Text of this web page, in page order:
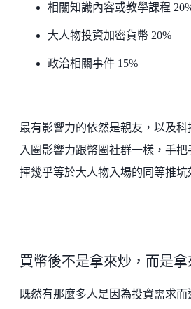
相關知識內容或教學課程
大人物投資加密貨幣 20%
政治相關事件 15%
最有影響力的依然是親友，以及
入圈影響力跟幣圈社群一樣，手
揮幾乎等於大人物入場的同等推坑
買幣後不是拿來炒，而是拿
既然有那麼多人是因為投資需求